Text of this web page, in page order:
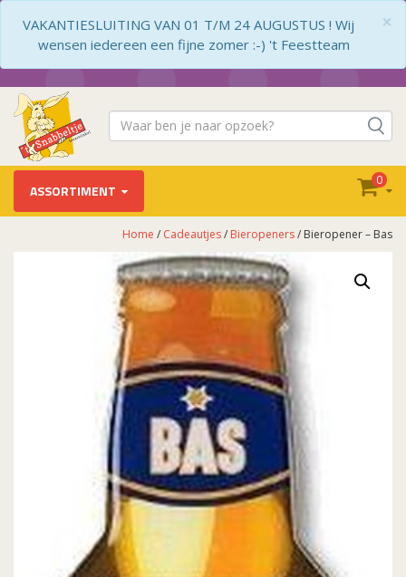
×
VAKANTIESLUITING VAN 01 T/M 24 AUGUSTUS ! Wij
wensen iedereen een fijne zomer :-) 't Feestteam
ASSORTIMENT
0
Home / Cadeautjes/ Bieropeners/ Bieropener – Bas